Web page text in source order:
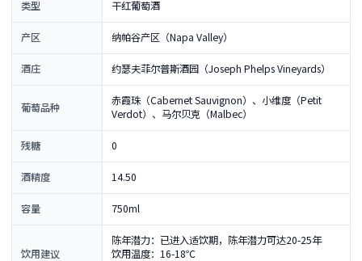
类型 干红葡萄酒
产区 纳帕谷产区（Napa Valley）
酒庄 约瑟夫菲尔普斯酒园（Joseph Phelps Vineyards）
葡萄品种
赤霞珠（Cabernet Sauvignon）、小维度（Petit
Verdot）、马尔贝克（Malbec）
残糖 0
酒精度 14.50
容量 750ml
饮用建议
陈年潜力：已进入适饮期，陈年潜力可达20-25年
饮用温度：16-18℃